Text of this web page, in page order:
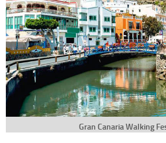
Gran Canaria Walking